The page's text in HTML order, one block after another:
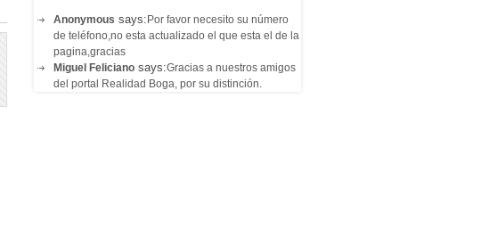
Anonymous says:Por favor necesito su número
de teléfono,no esta actualizado el que esta el de la
pagina,gracias
Miguel Feliciano says:Gracias a nuestros amigos
del portal Realidad Boga, por su distinción.